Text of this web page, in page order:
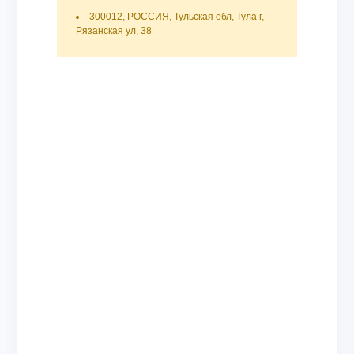
300012, РОССИЯ, Тульская обл, Тула г,
Рязанская ул, 38